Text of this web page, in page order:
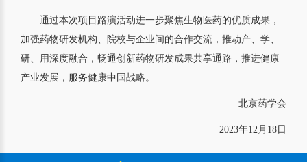
通过本次项目路演活动进一步聚焦生物医药的优质成果，
加强药物研发机构、院校与企业间的合作交流，推动产、学、
研、用深度融合，畅通创新药物研发成果共享通路，推进健康
产业发展，服务健康中国战略。
北京药学会
2023年12月18日